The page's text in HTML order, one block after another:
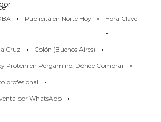
· Publicitá en Norte Hoy · Hora Clave
·
Cruz · Colón (Buenos Aires) ·
Protein en Pergamino: Dónde Comprar ·
profesional ·
por WhatsApp ·